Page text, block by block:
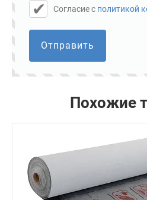
Cогласие с политикой
Отправить
Похожие